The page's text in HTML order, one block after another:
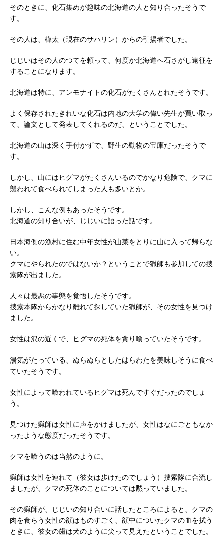
そのときに、化石集めが趣味の北海道の人と知り合ったそうで
す。
その人は、樺太（現在のサハリン）からの引揚者でした。
じじいはその人のつてを頼って、何度か北海道へ石さがし遠征を
することになります。
北海道は特に、アンモナイトの化石がたくさんとれたそうです。
よく保存されたきれいな化石は内地の大学の偉い先生が買い取っ
て、論文として発表してくれるのだ、ということでした。
北海道の山は深く手付かずで、野生の動物の宝庫だったそうで
す。
しかし、山にはヒグマがたくさんいるのでかなり危険で、クマに
襲われて食べられてしまった人も多いとか。
しかし、こんな例もあったそうです。
北海道の知り合いが、じじいに語った話です。
日本海側の漁村に住む中年女性が山菜をとりに山に入って帰らな
い。
クマにやられたのではないか？ということで猟師も参加しての捜
索隊が出ました。
人々は最悪の事態を覚悟したそうです。
捜索本隊からかなり離れて探していた猟師が、その女性を見つけ
ました。
女性は沢の近くで、ヒグマの死体を貪り喰っていたそうです。
湯気がたっている、ぬらぬらとしたはらわたを美味しそうに食べ
ていたそうです。
女性によって喰われているヒグマは死んですぐだったのでしょ
う。
見つけた猟師は女性に声をかけましたが、女性はなにごともなか
ったような態度だったそうです。
クマを喰うのは当然のように。
猟師は女性を連れて（彼女は歩けたのでしょう）捜索隊に合流し
ましたが、クマの死体のことについては黙っていました。
その猟師が、じじいの知り合いに話したところによると、クマの
肉を食らう女性の顔はものすごく、顔中についたクマの血を拭う
ときに、彼女の歯は犬のように尖って見えたということでした。